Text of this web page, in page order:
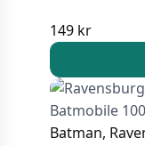
149 kr
Batman,